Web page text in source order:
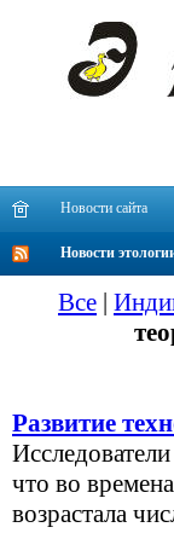
Новости сайта
Новости
Все |
Развитие
что во
возрастала